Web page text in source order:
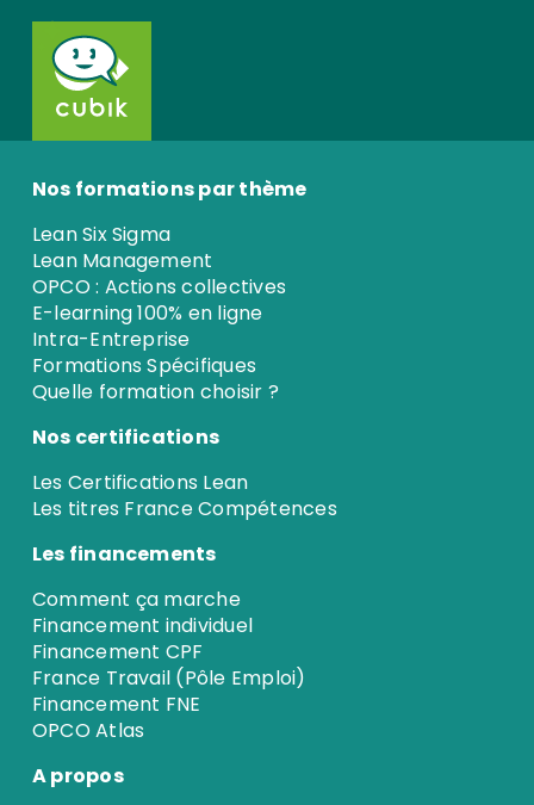
Nos formations par thème
Lean Six Sigma
Lean Management
OPCO : Actions collectives
E-learning 100% en ligne
Intra-Entreprise
Formations Spécifiques
Quelle formation choisir ?
Nos certifications
Les Certifications Lean
Les titres France Compétences
Les financements
Comment ça marche
Financement individuel
Financement CPF
France Travail (Pôle Emploi)
Financement FNE
OPCO Atlas
A propos